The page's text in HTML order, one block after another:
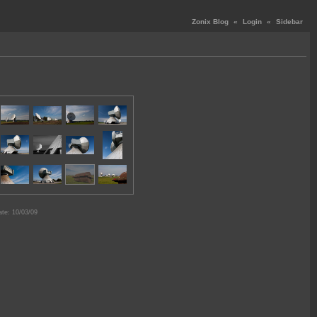
Zonix Blog « Login « Sidebar
10/03/09